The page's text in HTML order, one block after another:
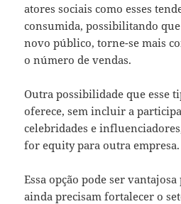
atores sociais como esses
consumida, possibilitando
novo público, torne-se mais
o número de vendas.
Outra possibilidade que esse
oferece, sem incluir a
celebridades e
for equity para outra empresa.
Essa opção pode ser
ainda precisam fortalecer o